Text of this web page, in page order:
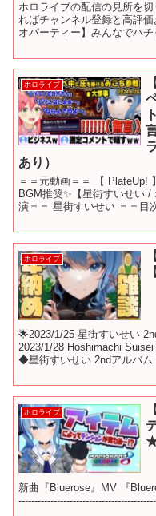
ホロライブの配信の見所を
ればチャンネル登録と高評
オパーティー】みんなでハ
ホロライブ
あり）
＝＝元動画＝＝ 【 PlateUp!
BGM推奨✨【星街すいせい
演＝＝ 星街すいせい ＝＝
ホロライブ
🌟2023/1/25 星街すいせい
2023/1/28 Hoshimachi
◆星街すいせい 2ndアルバム
ホロライブ
★
新曲『Bluerose』MV 『